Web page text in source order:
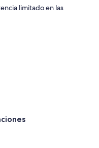
limitado en las